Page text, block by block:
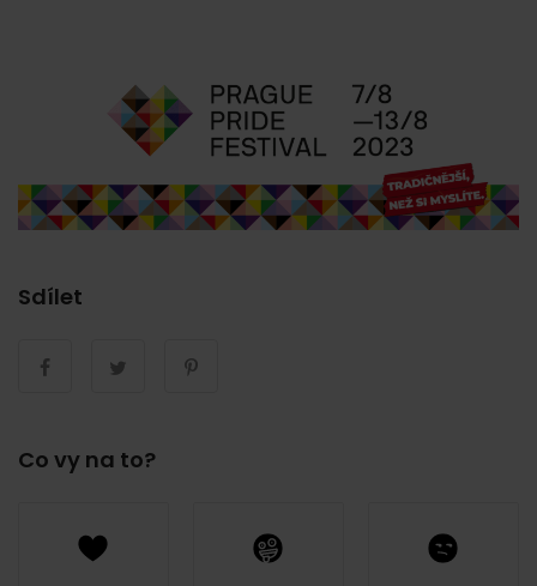
Sdílet
Co vy na to?